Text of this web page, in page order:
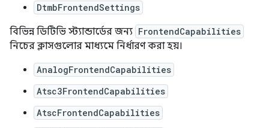
DtmbFrontendSettings
বিভিন্ন ডিটিভি স্ট্যান্ডার্ডের জন্য FrontendCapabilities
নিচের ক্লাসগুলোর মাধ্যমে নির্ধারণ করা হয়।
AnalogFrontendCapabilities
Atsc3FrontendCapabilities
AtscFrontendCapabilities